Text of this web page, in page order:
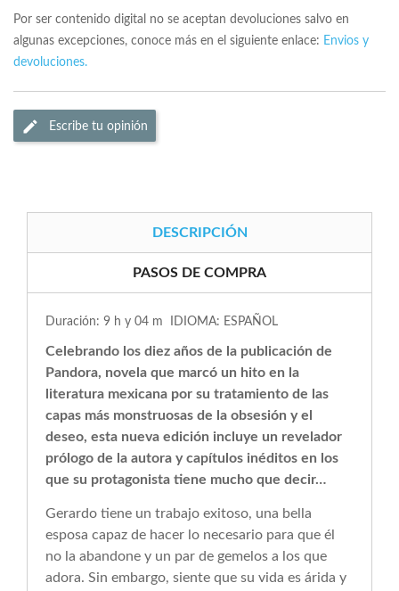
Por ser contenido digital no se aceptan devoluciones salvo en
algunas excepciones, conoce más en el siguiente enlace: Envios y
devoluciones.
Escribe tu opinión
DESCRIPCIÓN
PASOS DE COMPRA
Duración: 9 h y 04 m IDIOMA: ESPAÑOL
Celebrando los diez años de la publicación de
Pandora, novela que marcó un hito en la
literatura mexicana por su tratamiento de las
capas más monstruosas de la ob­sesión y el
deseo, esta nueva edición incluye un revela­dor
prólogo de la autora y capítulos inéditos en los
que su protagonista tiene mucho que decir…
Gerardo tiene un trabajo exitoso, una bella
esposa capaz de hacer lo necesario para que él
no la abando­ne y un par de gemelos a los que
adora. Sin embargo, siente que su vida es árida y